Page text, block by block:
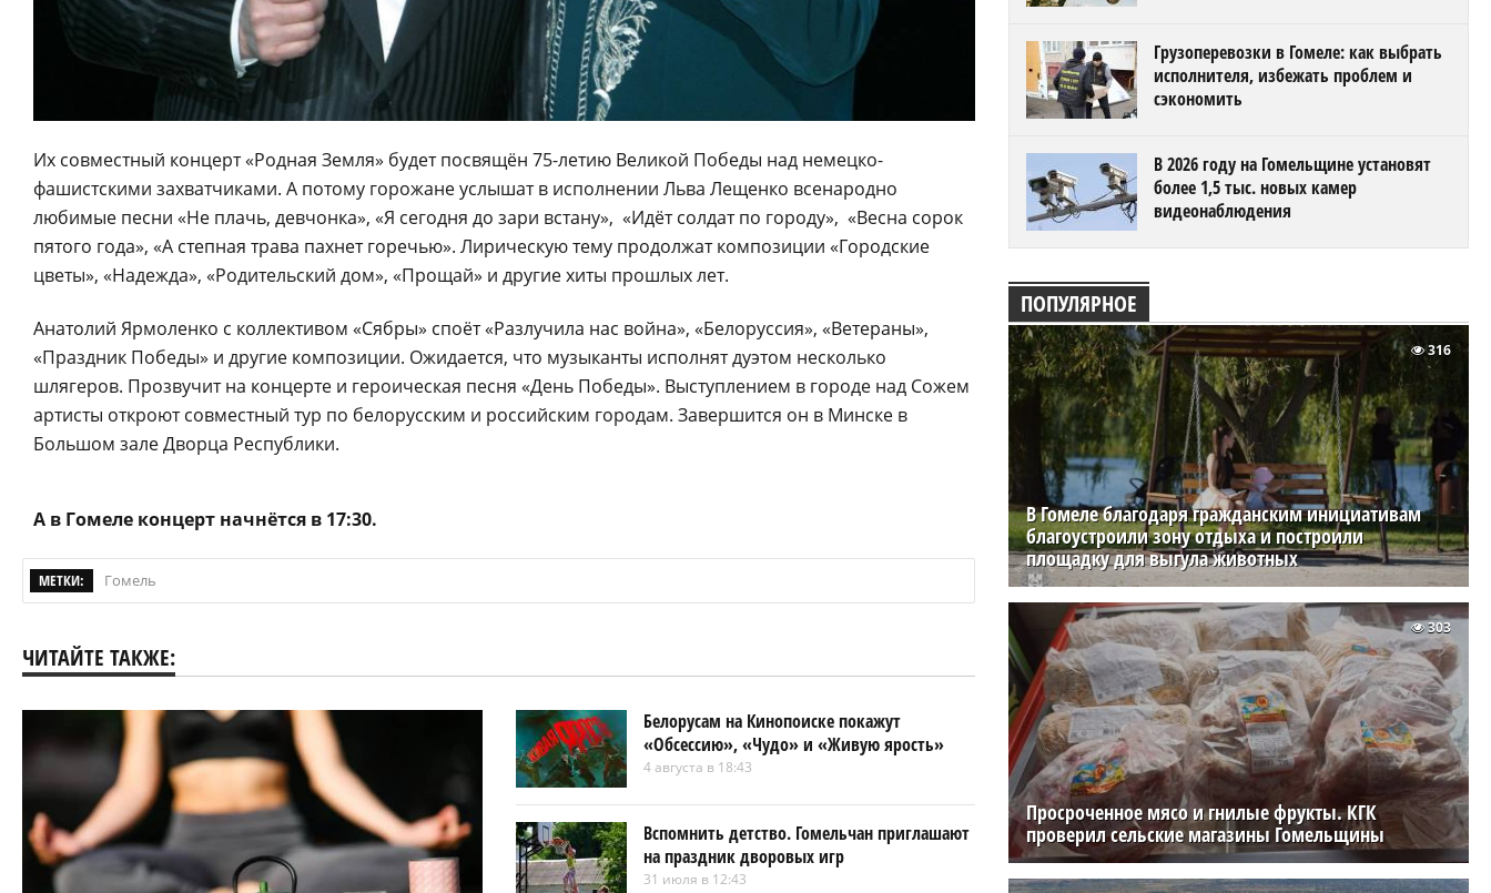
Их совместный концерт «Родная Земля» будет посвящён 75-летию Великой Победы над немецко-
фашистскими захватчиками. А потому горожане услышат в исполнении Льва Лещенко всенародно
любимые песни «Не плачь, девчонка», «Я сегодня до зари встану», «Идёт солдат по городу», «Весна сорок
пятого года», «А степная трава пахнет горечью». Лирическую тему продолжат композиции «Городские
цветы», «Надежда», «Родительский дом», «Прощай» и другие хиты прошлых лет.
Анатолий Ярмоленко с коллективом «Сябры» споёт «Разлучила нас война», «Белоруссия», «Ветераны»,
«Праздник Победы» и другие композиции. Ожидается, что музыканты исполнят дуэтом несколько
шлягеров. Прозвучит на концерте и героическая песня «День Победы». Выступлением в городе над Сожем
артисты откроют совместный тур по белорусским и российским городам. Завершится он в Минске в
Большом зале Дворца Республики.
А в Гомеле концерт начнётся в 17:30.
МЕТКИ: Гомель
ЧИТАЙТЕ ТАКЖЕ:
Белорусам на Кинопоиске покажут
«Обсессию», «Чудо» и «Живую ярость»
4 августа в 18:43
Вспомнить детство. Гомельчан приглашают
на праздник дворовых игр
31 июля в 12:43
Грузоперевозки в Гомеле: как выбрать
исполнителя, избежать проблем и
сэкономить
В 2026 году на Гомельщине установят
более 1,5 тыс. новых камер
видеонаблюдения
ПОПУЛЯРНОЕ
В Гомеле благодаря гражданским инициативам
благоустроили зону отдыха и построили
площадку для выгула животных
316
Просроченное мясо и гнилые фрукты. КГК
проверил сельские магазины Гомельщины
303